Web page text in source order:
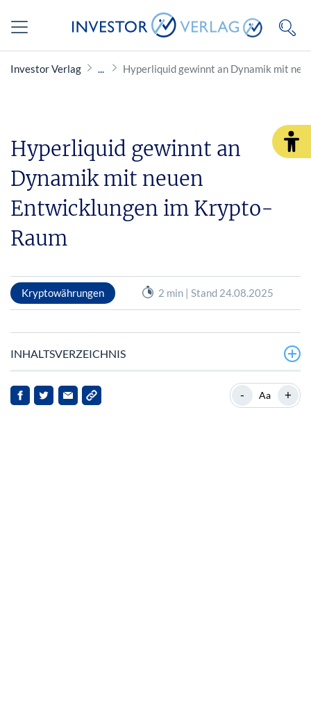
Investor Verlag Hyperliquid gewinnt an Dynamik mit
Hyperliquid gewinnt an
Dynamik mit neuen
Entwicklungen im Krypto-
Raum
Kryptowährungen 2 min | Stand 24.08.2025
INHALTSVERZEICHNIS
Strategische Schritte von Hyperliquid
- Aa +